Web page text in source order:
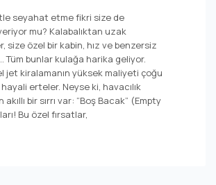
seyahat etme fikri size de
mu? Kalabalıktan uzak
size özel bir kabin, hız ve benzersiz
Tüm bunlar kulağa harika geliyor.
jet kiralamanın yüksek maliyeti çoğu
erteler. Neyse ki, havacılık
akıllı bir sırrı var: “Boş Bacak” (Empty
Bu özel fırsatlar,